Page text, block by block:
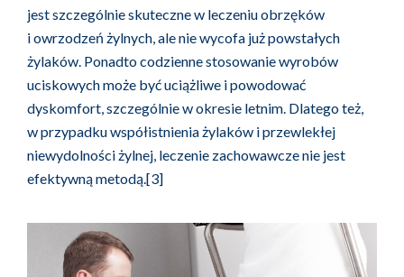
jest szczególnie skuteczne w leczeniu obrzęków
i owrzodzeń żylnych, ale nie wycofa już powstałych
żylaków. Ponadto codzienne stosowanie wyrobów
uciskowych może być uciążliwe i powodować
dyskomfort, szczególnie w okresie letnim. Dlatego też,
w przypadku współistnienia żylaków i przewlekłej
niewydolności żylnej, leczenie zachowawcze nie jest
efektywną metodą.[3]